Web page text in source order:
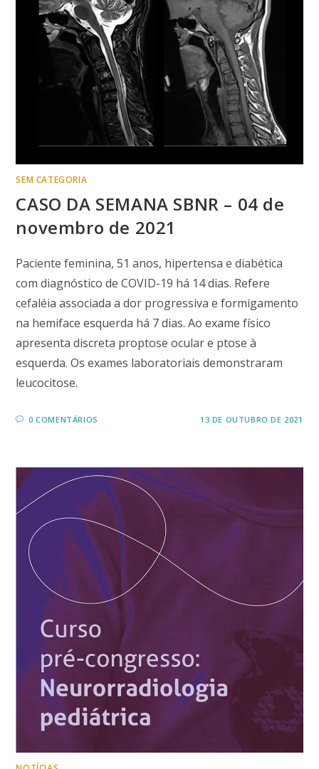
SEM CATEGORIA
CASO DA SEMANA SBNR – 04 de
novembro de 2021
Paciente feminina, 51 anos, hipertensa e diabética
com diagnóstico de COVID-19 há 14 dias. Refere
cefaléia associada a dor progressiva e formigamento
na hemiface esquerda há 7 dias. Ao exame físico
apresenta discreta proptose ocular e ptose à
esquerda. Os exames laboratoriais demonstraram
leucocitose.
0 COMENTÁRIOS 13 DE OUTUBRO DE 2021